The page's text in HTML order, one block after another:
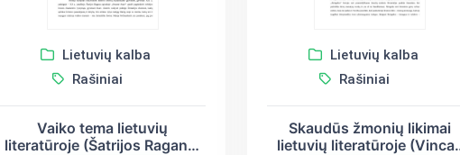
Lietuvių kalba
Rašiniai
Vaiko tema lietuvių
literatūroje (Šatrijos Ragana,
Lietuvių kalba
Rašiniai
Skaudūs žmonių likimai
lietuvių literatūroje